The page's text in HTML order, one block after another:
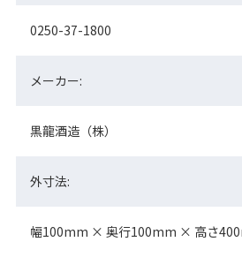
0250-37-1800
メーカー:
黒龍酒造（株）
外寸法:
幅100mm × 奥行100mm × 高さ